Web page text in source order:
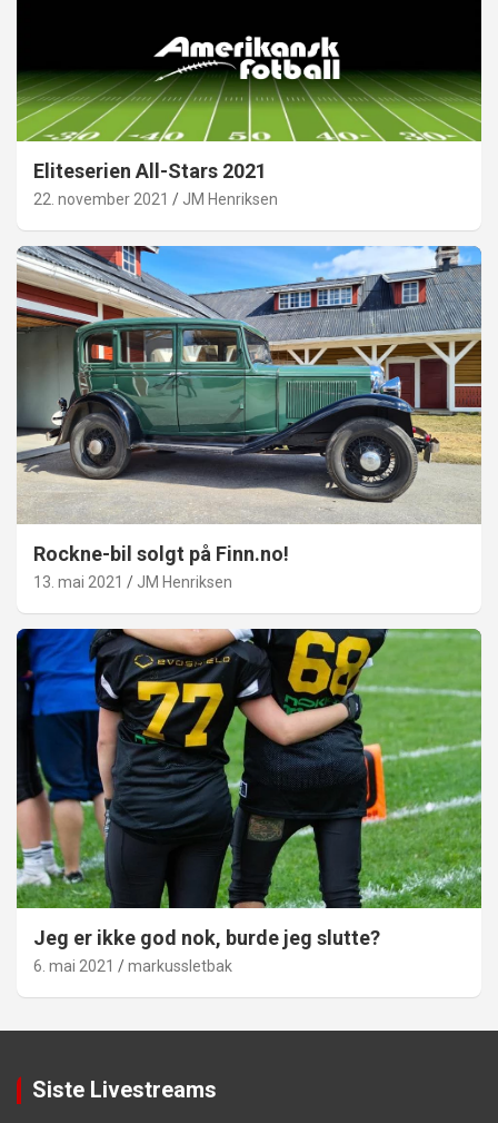
Eliteserien All-Stars 2021
22. november 2021 JM Henriksen
Rockne-bil solgt på Finn.no!
13. mai 2021 JM Henriksen
Jeg er ikke god nok, burde jeg slutte?
6. mai 2021 markussletbak
Siste Livestreams